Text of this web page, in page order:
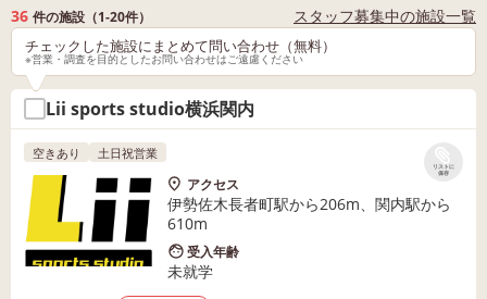
36 件の施設（1-20件） スタッフ募集中の施設一覧
チェックした施設にまとめて問い合わせ（無料）
※営業・調査を目的としたお問い合わせはご遠慮ください
Lii sports studio横浜関内
リストに
保存
空きあり 土日祝営業
アクセス
伊勢佐木長者町駅から206m、関内駅から
610m
受入年齢
未就学